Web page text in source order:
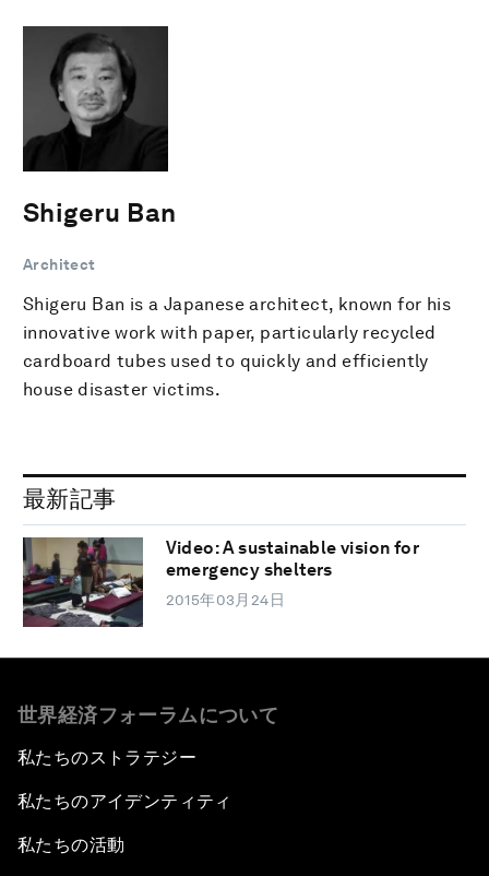
Shigeru Ban
Architect
Shigeru Ban is a Japanese architect, known for his
innovative work with paper, particularly recycled
cardboard tubes used to quickly and efficiently
house disaster victims.
最新記事
Video: A sustainable vision for
emergency shelters
2015年03月24日
世界経済フォーラムについて
私たちのストラテジー
私たちのアイデンティティ
私たちの活動